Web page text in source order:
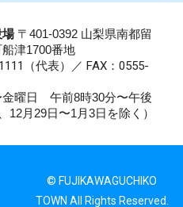
場〒401-0392 山梨県南都留
津1700番地
（代表）／ FAX：0555-
金曜日 午前8時30分〜午後
12月29日〜1月3日を除く）
© FUJIKAWAGUCHIKO
TOWN All Rights Reserved.